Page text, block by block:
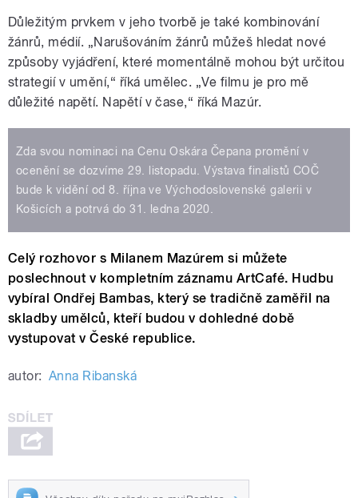
Důležitým prvkem v jeho tvorbě je také kombinování
žánrů, médií. „Narušováním žánrů můžeš hledat nové
způsoby vyjádření, které momentálně mohou být určitou
strategií v umění,“ říká umělec. „Ve filmu je pro mě
důležité napětí. Napětí v čase,“ říká Mazúr.
Zda svou nominaci na Cenu Oskára Čepana promění v
ocenění se dozvíme 29. listopadu. Výstava finalistů COČ
bude k vidění od 8. října ve Východoslovenské galerii v
Košicích a potrvá do 31. ledna 2020.
Celý rozhovor s Milanem Mazúrem si můžete
poslechnout v kompletním záznamu ArtCafé. Hudbu
vybíral Ondřej Bambas, který se tradičně zaměřil na
skladby umělců, kteří budou v dohledné době
vystupovat v České republice.
autor: Anna Ribanská